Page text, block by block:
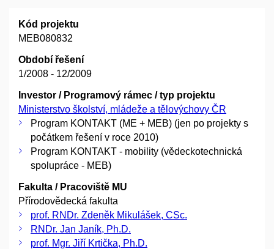
Kód projektu
MEB080832
Období řešení
1/2008 - 12/2009
Investor / Programový rámec / typ projektu
Ministerstvo školství, mládeže a tělovýchovy ČR
Program KONTAKT (ME + MEB) (jen po projekty s
počátkem řešení v roce 2010)
Program KONTAKT - mobility (vědeckotechnická
spolupráce - MEB)
Fakulta / Pracoviště MU
Přírodovědecká fakulta
prof. RNDr. Zdeněk Mikulášek, CSc.
RNDr. Jan Janík, Ph.D.
prof. Mgr. Jiří Krtička, Ph.D.